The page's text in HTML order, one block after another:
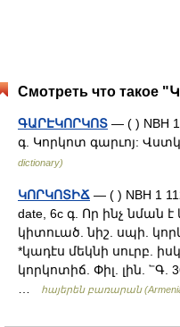
Смотреть что такое
ԳԱՐԷԿՈՐԿՈՏ — ( ) NBH 1
գ. Կորկոտ գարւոյ:
dictionary)
ԿՈՐԿՈՏԻՃ — ( ) NBH 1
date, 6c գ. Որ ինչ նման
կիտուած. նիշ. սպի.
*կադէս մեկնի սուրբ.
կորկոտիճ. Փիլ. լին. ՟Գ.
հայերեն բառարան